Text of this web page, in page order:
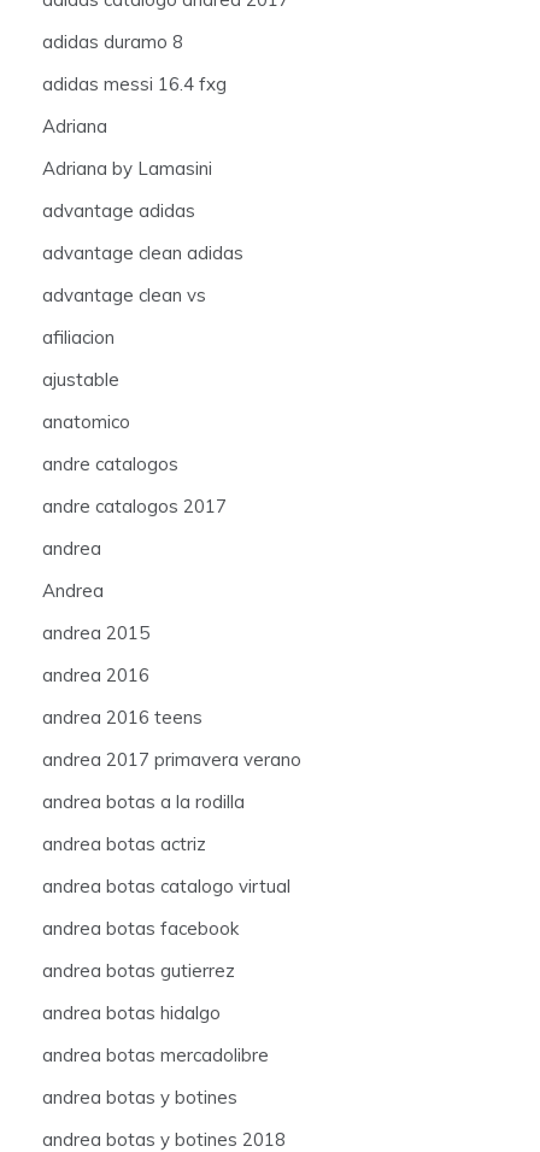
adidas duramo 8
adidas messi 16.4 fxg
Adriana
Adriana by Lamasini
advantage adidas
advantage clean adidas
advantage clean vs
afiliacion
ajustable
anatomico
andre catalogos
andre catalogos 2017
andrea
Andrea
andrea 2015
andrea 2016
andrea 2016 teens
andrea 2017 primavera verano
andrea botas a la rodilla
andrea botas actriz
andrea botas catalogo virtual
andrea botas facebook
andrea botas gutierrez
andrea botas hidalgo
andrea botas mercadolibre
andrea botas y botines
andrea botas y botines 2018